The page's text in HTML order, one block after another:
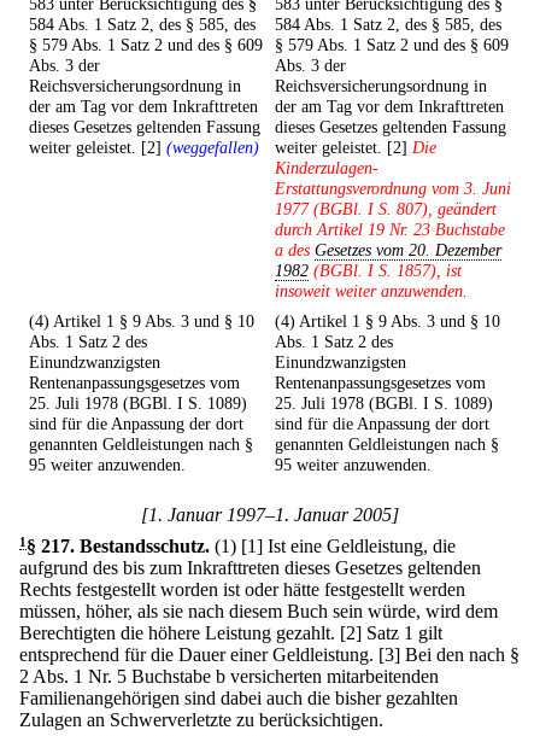
583 unter Berücksichtigung des §
584 Abs. 1 Satz 2, des § 585, des
§ 579 Abs. 1 Satz 2 und des § 609
Abs. 3 der
Reichsversicherungsordnung in
der am Tag vor dem Inkrafttreten
dieses Gesetzes geltenden Fassung
weiter geleistet. [2] (weggefallen)
583 unter Berücksichtigung des §
584 Abs. 1 Satz 2, des § 585, des
§ 579 Abs. 1 Satz 2 und des § 609
Abs. 3 der
Reichsversicherungsordnung in
der am Tag vor dem Inkrafttreten
dieses Gesetzes geltenden Fassung
weiter geleistet. [2] Die
Kinderzulagen-
Erstattungsverordnung vom 3. Juni
1977 (BGBl. I S. 807), geändert
durch Artikel 19 Nr. 23 Buchstabe
a des Gesetzes vom 20. Dezember
1982 (BGBl. I S. 1857), ist
insoweit weiter anzuwenden.
(4) Artikel 1 § 9 Abs. 3 und § 10
Abs. 1 Satz 2 des
Einundzwanzigsten
Rentenanpassungsgesetzes vom
25. Juli 1978 (BGBl. I S. 1089)
sind für die Anpassung der dort
genannten Geldleistungen nach §
95 weiter anzuwenden.
(4) Artikel 1 § 9 Abs. 3 und § 10
Abs. 1 Satz 2 des
Einundzwanzigsten
Rentenanpassungsgesetzes vom
25. Juli 1978 (BGBl. I S. 1089)
sind für die Anpassung der dort
genannten Geldleistungen nach §
95 weiter anzuwenden.
[1. Januar 1997–1. Januar 2005]
1§ 217. Bestandsschutz. (1) [1] Ist eine Geldleistung, die
aufgrund des bis zum Inkrafttreten dieses Gesetzes geltenden
Rechts festgestellt worden ist oder hätte festgestellt werden
müssen, höher, als sie nach diesem Buch sein würde, wird dem
Berechtigten die höhere Leistung gezahlt. [2] Satz 1 gilt
entsprechend für die Dauer einer Geldleistung. [3] Bei den nach §
2 Abs. 1 Nr. 5 Buchstabe b versicherten mitarbeitenden
Familienangehörigen sind dabei auch die bisher gezahlten
Zulagen an Schwerverletzte zu berücksichtigen.